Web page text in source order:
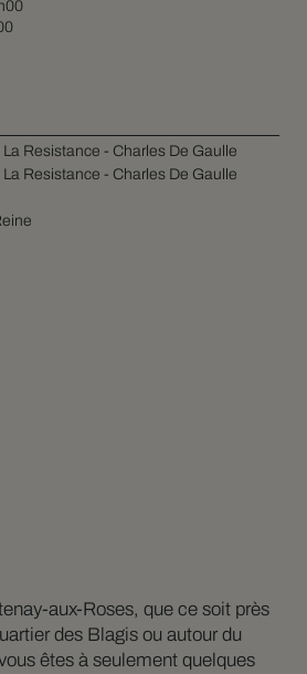
La Resistance - Charles De Gaulle
La Resistance - Charles De Gaulle
aux-Roses, que ce soit près
des Blagis ou autour du
êtes à seulement quelques